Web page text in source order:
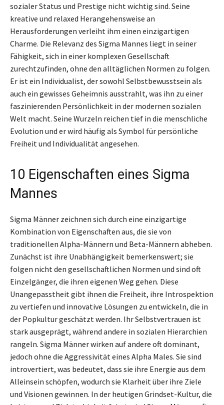
sozialer Status und Prestige nicht wichtig sind. Seine
kreative und relaxed Herangehensweise an
Herausforderungen verleiht ihm einen einzigartigen
Charme. Die Relevanz des Sigma Mannes liegt in seiner
Fähigkeit, sich in einer komplexen Gesellschaft
zurechtzufinden, ohne den alltäglichen Normen zu folgen.
Er ist ein Individualist, der sowohl Selbstbewusstsein als
auch ein gewisses Geheimnis ausstrahlt, was ihn zu einer
faszinierenden Persönlichkeit in der modernen sozialen
Welt macht. Seine Wurzeln reichen tief in die menschliche
Evolution und er wird häufig als Symbol für persönliche
Freiheit und Individualität angesehen.
10 Eigenschaften eines Sigma
Mannes
Sigma Männer zeichnen sich durch eine einzigartige
Kombination von Eigenschaften aus, die sie von
traditionellen Alpha-Männern und Beta-Männern abheben.
Zunächst ist ihre Unabhängigkeit bemerkenswert; sie
folgen nicht den gesellschaftlichen Normen und sind oft
Einzelgänger, die ihren eigenen Weg gehen. Diese
Unangepasstheit gibt ihnen die Freiheit, ihre Introspektion
zu vertiefen und innovative Lösungen zu entwickeln, die in
der Popkultur geschätzt werden. Ihr Selbstvertrauen ist
stark ausgeprägt, während andere in sozialen Hierarchien
rangeln. Sigma Männer wirken auf andere oft dominant,
jedoch ohne die Aggressivität eines Alpha Males. Sie sind
introvertiert, was bedeutet, dass sie ihre Energie aus dem
Alleinsein schöpfen, wodurch sie Klarheit über ihre Ziele
und Visionen gewinnen. In der heutigen Grindset-Kultur, die